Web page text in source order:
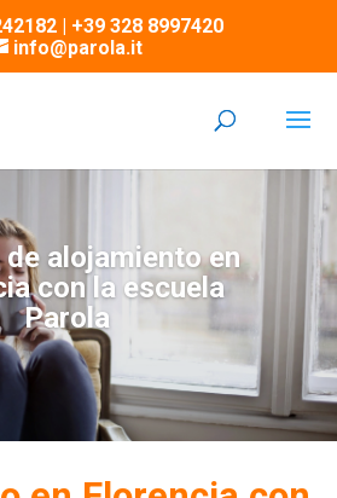
| +39 328 8997420
info@parola.it
alojamiento en
con la escuela
Parola